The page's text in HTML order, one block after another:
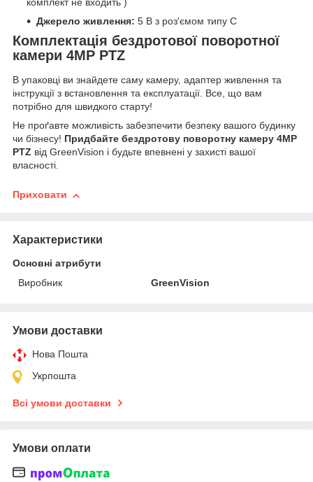
Джерело живлення: 5 В з роз'ємом типу C
Комплектація бездротової поворотної
камери 4MP PTZ
В упаковці ви знайдете саму камеру, адаптер живлення та
інструкції з встановлення та експлуатації. Все, що вам
потрібно для швидкого старту!
Не проґавте можливість забезпечити безпеку вашого будинку
чи бізнесу! Придбайте бездротову поворотну камеру 4MP
PTZ від GreenVision і будьте впевнені у захисті вашої
власності.
Приховати
Характеристики
Основні атрибути
Виробник
GreenVision
Умови доставки
Нова Пошта
Укрпошта
Всі умови доставки
Умови оплати